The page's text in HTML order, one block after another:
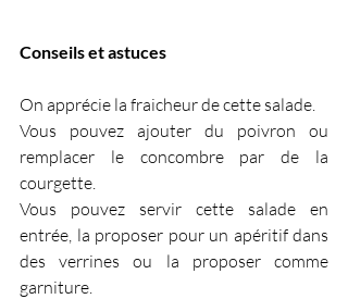
Conseils et astuces
On apprécie la fraicheur de cette salade.
Vous pouvez ajouter du poivron ou
remplacer le concombre par de la
courgette.
Vous pouvez servir cette salade en
entrée, la proposer pour un apéritif dans
des verrines ou la proposer comme
garniture.